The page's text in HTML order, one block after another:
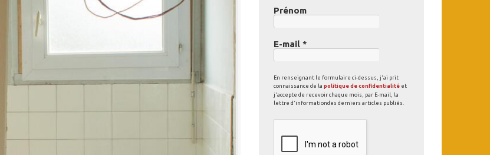
Prénom
E-mail *
En renseignant le formulaire ci-dessus, j'ai prit
connaissance de la politique de confidentialité et
j'accepte de recevoir chaque mois, par E-mail, la
lettre d'informationdes derniers articles publiés.